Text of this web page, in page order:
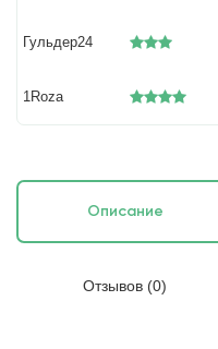
Гульдер24
1Roza
Описание
Отзывов (0)